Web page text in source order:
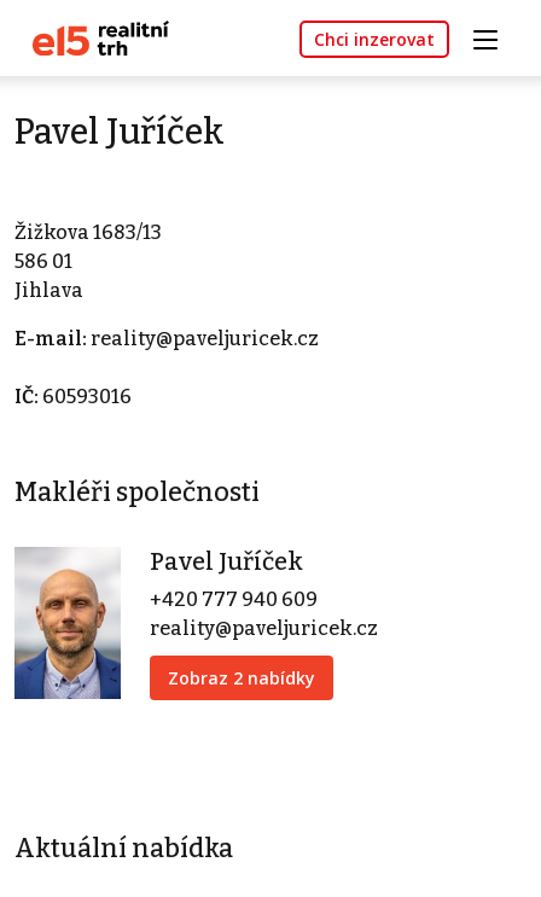
Chci inzerovat
Pavel Juříček
Žižkova 1683/13
586 01
Jihlava
E-mail: reality@paveljuricek.cz
IČ: 60593016
Makléři společnosti
Pavel Juříček
+420 777 940 609
reality@paveljuricek.cz
Zobraz 2 nabídky
Aktuální nabídka